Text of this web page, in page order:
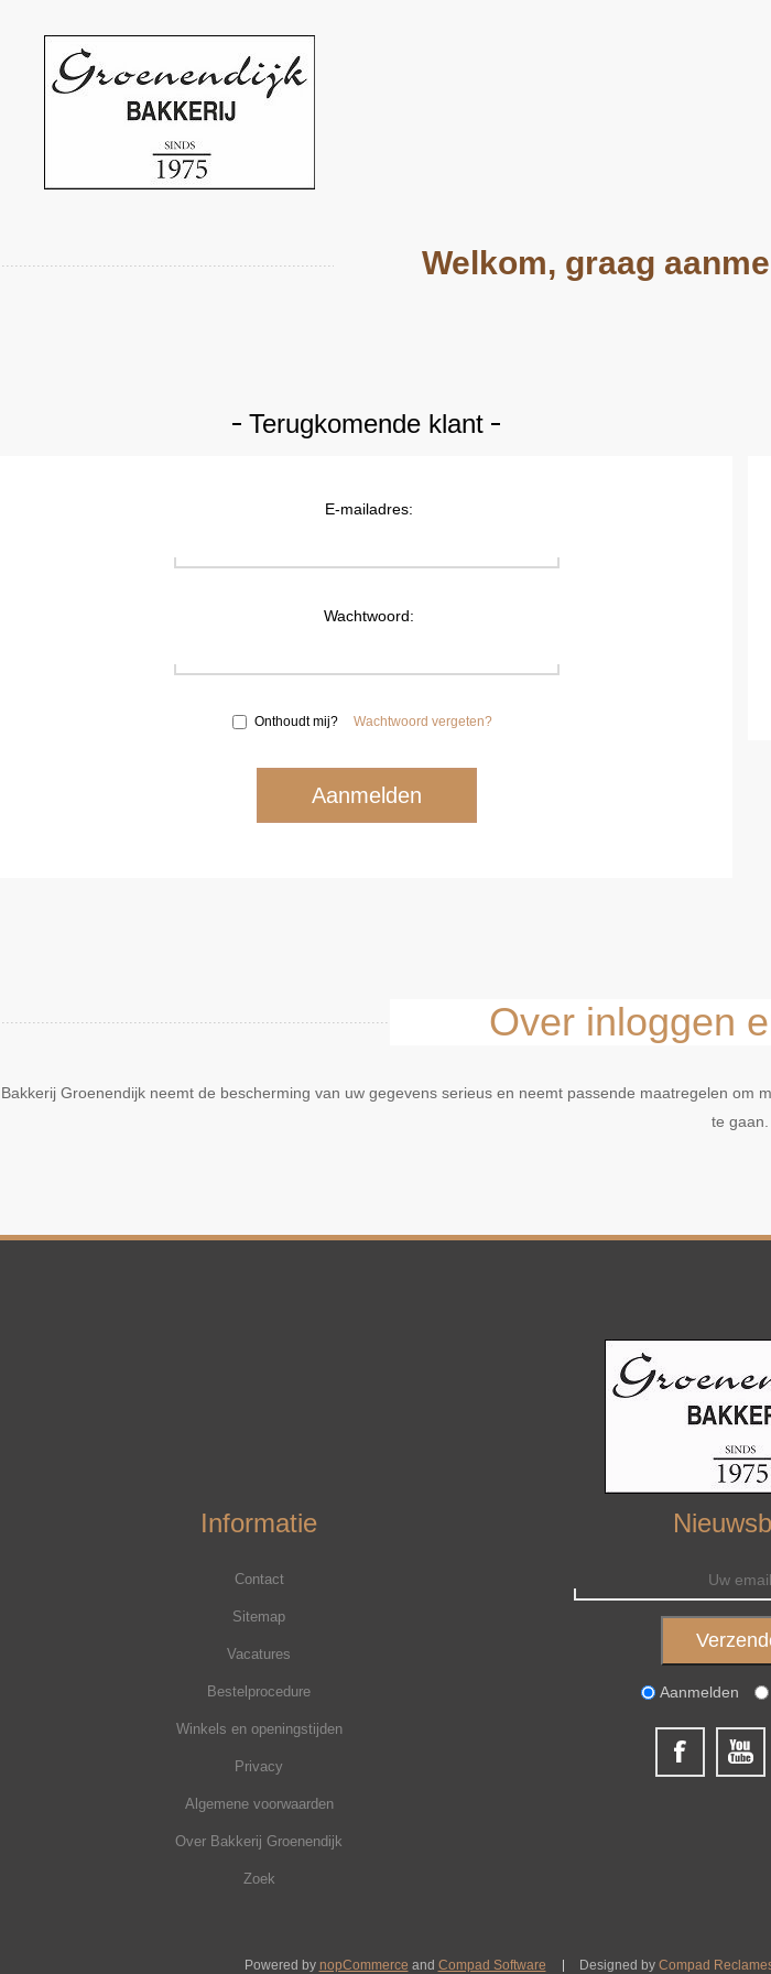
Welkom, graag
Terugkomende klant
E-mailadres:
Wachtwoord:
Onthoudt mij? Wachtwoord vergeten?
Over inloggen
Bakkerij Groenendijk neemt de bescherming van uw gegevens serieus en neemt passende maatregelen
te gaan.
Informatie
Contact
Sitemap
Vacatures
Bestelprocedure
Winkels en openingstijden
Privacy
Algemene voorwaarden
Over Bakkerij Groenendijk
Zoek
Aanmelden
Powered by nopCommerce and Compad Software Designed by Compad